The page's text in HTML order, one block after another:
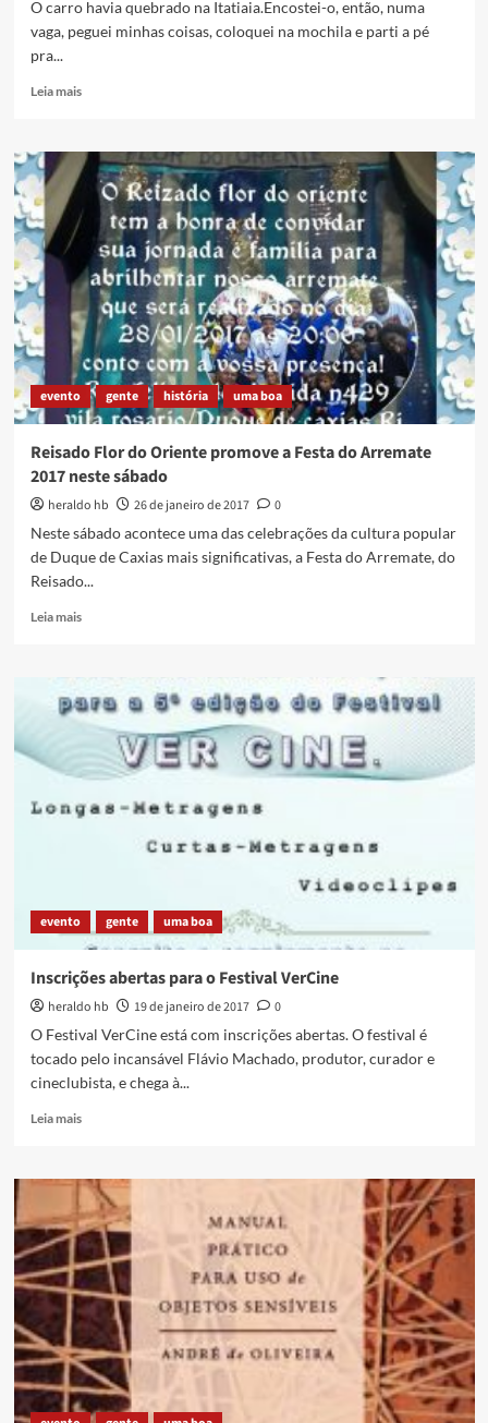
O carro havia quebrado na Itatiaia.Encostei-o, então, numa
vaga, peguei minhas coisas, coloquei na mochila e parti a pé
pra...
Leia maisRead
Trilhas
e
fumos
evento gente história uma boa
Reisado Flor do Oriente promove a Festa do Arremate
2017 neste sábado
heraldo hb 26 de janeiro de 2017
0
Neste sábado acontece uma das celebrações da cultura popular
de Duque de Caxias mais significativas, a Festa do Arremate, do
Reisado...
Leia maisRead
Reisado
Flor
do
Oriente
promove
a
Festa
do
evento gente uma boa
Inscrições abertas para o Festival VerCine
heraldo hb 19 de janeiro de 2017
0
O Festival VerCine está com inscrições abertas. O festival é
tocado pelo incansável Flávio Machado, produtor, curador e
cineclubista, e chega à...
Leia maisRead
Inscrições
abertas
para
o
Festival
VerCine